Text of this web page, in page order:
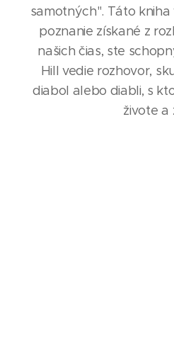
samotných". Táto
poznanie získané z
našich čias, ste
Hill vedie rozhovor,
diabol alebo diabli, s
živote a